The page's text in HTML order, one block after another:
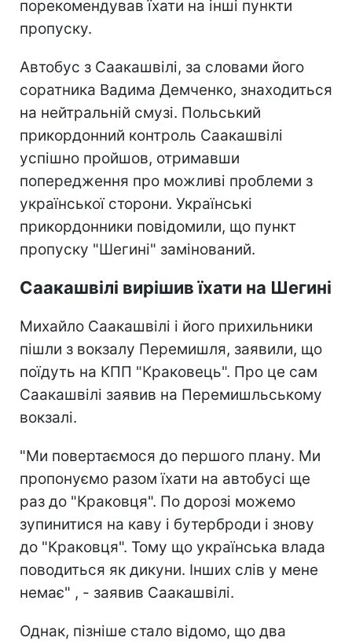
порекомендував їхати на інші пункти
пропуску.
Автобус з Саакашвілі, за словами його
соратника Вадима Демченко, знаходиться
на нейтральній смузі. Польський
прикордонний контроль Саакашвілі
успішно пройшов, отримавши
попередження про можливі проблеми з
української сторони. Українські
прикордонники повідомили, що пункт
пропуску "Шегині" замінований.
Саакашвілі вирішив їхати на Шегині
Михайло Саакашвілі і його прихильники
пішли з вокзалу Перемишля, заявили, що
поїдуть на КПП "Краковець". Про це сам
Саакашвілі заявив на Перемишльському
вокзалі.
"Ми повертаємося до першого плану. Ми
пропонуємо разом їхати на автобусі ще
раз до "Краковця". По дорозі можемо
зупинитися на каву і бутерброди і знову
до "Краковця". Тому що українська влада
поводиться як дикуни. Інших слів у мене
немає" , - заявив Саакашвілі.
Однак, пізніше стало відомо, що два